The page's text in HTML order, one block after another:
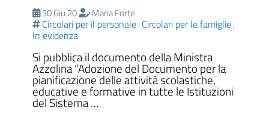
30 Giu 20 Maria Forte
Circolari per il personale, Circolari per le famiglie,
In evidenza
Si pubblica il documento della Ministra
Azzolina “Adozione del Documento per la
pianificazione delle attività scolastiche,
educative e formative in tutte le Istituzioni
del Sistema …